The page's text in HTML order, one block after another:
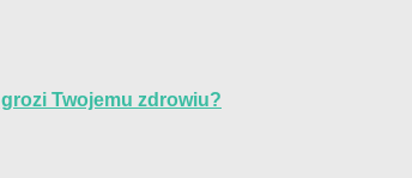
Twojemu zdrowiu?